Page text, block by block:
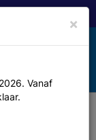
mat
×
Vanaf